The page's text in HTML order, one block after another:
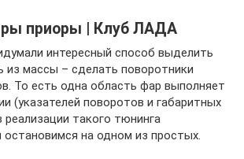
приоры | Клуб ЛАДА
интересный способ выделить
из массы – сделать поворотники
То есть одна область фар выполняет
(указателей поворотов и габаритных
реализации такого тюнинга
на одном из простых.